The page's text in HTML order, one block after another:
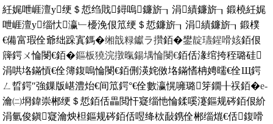
紝娓呭崕澶у绠＄悊绉戝鐞嗚鐮旂┒涓績鐮旂┒鍛橈紝娓
呭崕澶у缁忕瀛﹂櫌浼佷笟绠＄悊鐮旂┒涓績鐮旂┒鍛樸
備富瑕佺爺绌跺寘鎷�缃戠粶钀ラ攢�鐢靛瓙鍟嗗姟佷
簰鍔ㄨ惀閿€銆�鏂板獟浣撴暣鍚堣惀閿佸湪绾挎秷璐硅
涓哄垎鏋愩€佺簿鍑嗚惀閿€銆侀渶姹傚垎鏋愭柟娉曘€佺Щ鍔
ㄥ晢鍔″強鏁版嵁澧炲€间笟鍔°€佺數瀛愰噰璐笌鐗╂祦銆�e-
瀹㈡埛鍏崇郴绠＄悊銆佸畾閲忓寲缁忚惀鍒嗘瀽鏂规硶銆佷紒
涓氫俊鎭寲瀹炴柦鏂规硶銆佸喅绛栨敮鎸佺郴缁熴€佸鍑嗗